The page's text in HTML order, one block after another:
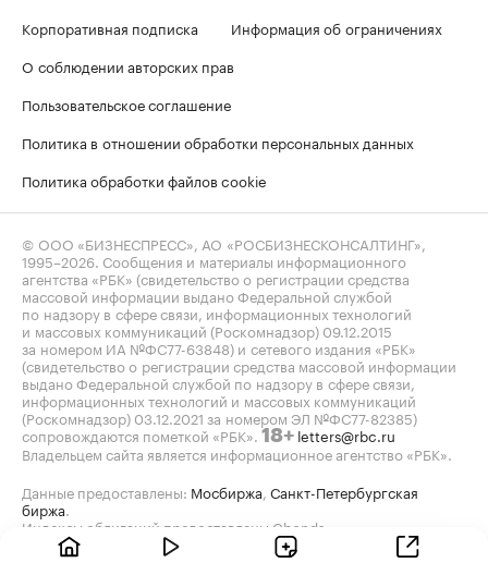
Корпоративная подписка
Информация об ограничениях
О соблюдении авторских прав
Пользовательское соглашение
Политика в отношении обработки персональных данных
Политика обработки файлов cookie
© ООО «БИЗНЕСПРЕСС», АО «РОСБИЗНЕСКОНСАЛТИНГ»,
1995–2026 . Сообщения и материалы информационного
агентства «РБК» (свидетельство о регистрации средства
массовой информации выдано Федеральной службой
по надзору в сфере связи, информационных технологий
и массовых коммуникаций (Роскомнадзор) 09.12.2015
за номером ИА №ФС77-63848) и сетевого издания «РБК»
(свидетельство о регистрации средства массовой информации
выдано Федеральной службой по надзору в сфере связи,
информационных технологий и массовых коммуникаций
(Роскомнадзор) 03.12.2021 за номером ЭЛ №ФС77-82385)
сопровождаются пометкой «РБК». 18+ letters@rbc.ru
Владельцем сайта является информационное агентство «РБК».
Данные предоставлены: Мосбиржа Санкт-Петербургская
биржа
Индексы облигаций предоставлены Cbonds.